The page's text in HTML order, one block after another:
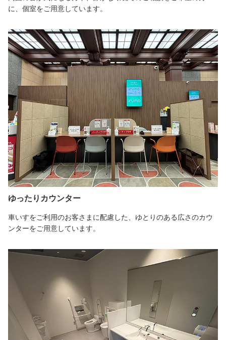
に、個室をご用意しています。
ゆったりカウンター
車いすをご利用のお客さまに配慮した、ゆとりのある広さのカウ
ンターをご用意しています。